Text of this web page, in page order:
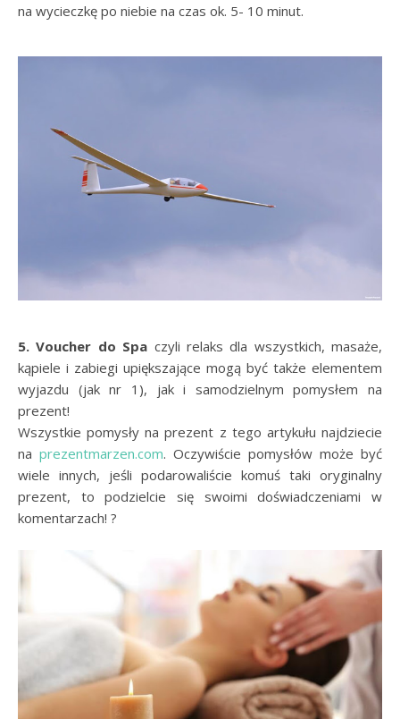
na wycieczkę po niebie na czas ok. 5- 10 minut.
5. Voucher do Spa czyli relaks dla wszystkich, masaże,
kąpiele i zabiegi upiększające mogą być także elementem
wyjazdu (jak nr 1), jak i samodzielnym pomysłem na
prezent!
Wszystkie pomysły na prezent z tego artykułu najdziecie
na prezentmarzen.com. Oczywiście pomysłów może być
wiele innych, jeśli podarowaliście komuś taki oryginalny
prezent, to podzielcie się swoimi doświadczeniami w
komentarzach! ?